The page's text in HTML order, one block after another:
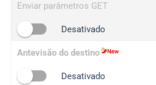
Enviar parâmetros GET
Desativado
Antevisão do destino
Desativado